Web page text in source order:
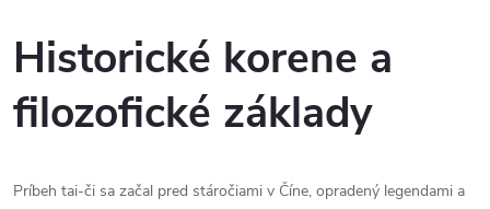
Historické korene a
filozofické základy
Príbeh tai-či sa začal pred stáročiami v Číne, opradený legendami a